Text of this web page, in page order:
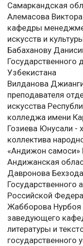
Самаркандская
Алемасова
кафедры
искусств и
Бабаханову
Государственного
Узбекистана
Вилданова
преподавателя
искусства
колледжа имени
Гозиева Юнусали -
коллектива
«Андижон самоси»
Андижанская
Давронова
Государственного
Российской
Жабборова Нурбоя
заведующего
литературы и
государственного